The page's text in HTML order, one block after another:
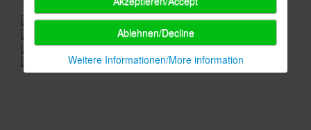
Crowdfunding
Veranstaltungen-Events
In eigener Sache-On our own behalf
Ablehnen/Decline
Weitere Informationen/More information